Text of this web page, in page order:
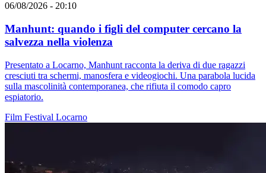
06/08/2026 - 20:10
Manhunt: quando i figli del computer cercano la
salvezza nella violenza
Presentato a Locarno, Manhunt racconta la deriva di due ragazzi
cresciuti tra schermi, manosfera e videogiochi. Una parabola lucida
sulla mascolinità contemporanea, che rifiuta il comodo capro
espiatorio.
Film Festival Locarno